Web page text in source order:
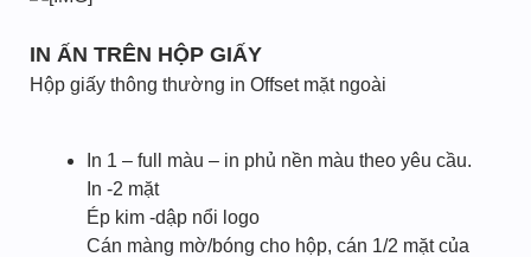
IN ẤN TRÊN HỘP GIẤY
Hộp giấy thông thường in Offset mặt ngoài
In 1 – full màu – in phủ nền màu theo yêu cầu.
In -2 mặt
Ép kim -dập nổi logo
Cán màng mờ/bóng cho hộp, cán 1/2 mặt của